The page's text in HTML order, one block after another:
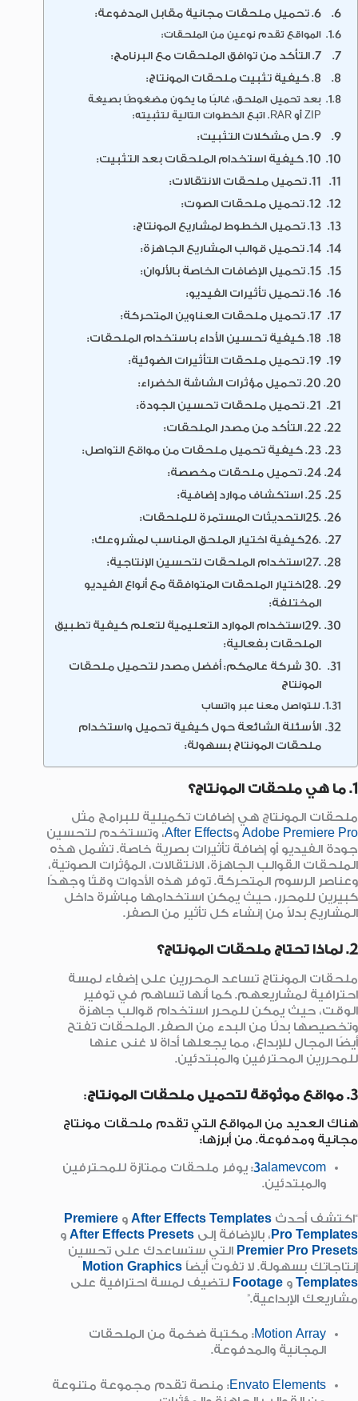
6. تحميل ملحقات مجانية مقابل المدفوعة:
المواقع تقدم نوعين من الملحقات:
7. التأكد من توافق الملحقات مع البرنامج:
8. كيفية تثبيت ملحقات المونتاج:
بعد تحميل الملحق، غالبًا ما يكون مضغوطًا بصيغة
ZIP أو RAR. اتبع الخطوات التالية لتثبيته:
9. حل مشكلات التثبيت:
10. كيفية استخدام الملحقات بعد التثبيت:
11. تحميل ملحقات الانتقالات:
12. تحميل ملحقات الصوت:
13. تحميل الخطوط لمشاريع المونتاج:
14. تحميل قوالب المشاريع الجاهزة:
15. تحميل الإضافات الخاصة بالألوان:
16. تحميل تأثيرات الفيديو:
17. تحميل ملحقات العناوين المتحركة:
18. كيفية تحسين الأداء باستخدام الملحقات:
19. تحميل ملحقات التأثيرات الضوئية:
20. تحميل مؤثرات الشاشة الخضراء:
21. تحميل ملحقات تحسين الجودة:
22. التأكد من مصدر الملحقات:
23. كيفية تحميل ملحقات من مواقع التواصل:
24. تحميل ملحقات مخصصة:
25. استكشاف موارد إضافية:
.25التحديثات المستمرة للملحقات:
.26كيفية اختيار الملحق المناسب لمشروعك:
.27استخدام الملحقات لتحسين الإنتاجية:
.28اختيار الملحقات المتوافقة مع أنواع الفيديو
المختلفة:
.29استخدام الموارد التعليمية لتعلم كيفية تطبيق
الملحقات بفعالية:
.30 شركة عالمكم: أفضل مصدر لتحميل ملحقات
المونتاج
للتواصل معنا عبر واتساب
الأسئلة الشائعة حول كيفية تحميل واستخدام
ملحقات المونتاج بسهولة:
1. ما هي ملحقات المونتاج؟
ملحقات المونتاج هي إضافات تكميلية للبرامج مثل
Adobe Premiere Pro وAfter Effects، وتستخدم لتحسين
جودة الفيديو أو إضافة تأثيرات بصرية خاصة. تشمل هذه
الملحقات القوالب الجاهزة، الانتقالات، المؤثرات الصوتية،
وعناصر الرسوم المتحركة. توفر هذه الأدوات وقتًا وجهدًا
كبيرين للمحرر، حيث يمكن استخدامها مباشرة داخل
المشاريع بدلاً من إنشاء كل تأثير من الصفر.
2. لماذا تحتاج ملحقات المونتاج؟
ملحقات المونتاج تساعد المحررين على إضفاء لمسة
احترافية لمشاريعهم. كما أنها تساهم في توفير
الوقت، حيث يمكن للمحرر استخدام قوالب جاهزة
وتخصيصها بدلًا من البدء من الصفر. الملحقات تفتح
أيضًا المجال للإبداع، مما يجعلها أداة لا غنى عنها
للمحررين المحترفين والمبتدئين.
3. مواقع موثوقة لتحميل ملحقات المونتاج :
هناك العديد من المواقع التي تقدم ملحقات مونتاج
مجانية ومدفوعة. من أبرزها:
3alamevcom: يوفر ملحقات ممتازة للمحترفين
والمبتدئين.
“اكتشف أحدث After Effects Templates و Premiere
Pro Templates ، بالإضافة إلى After Effects Presets و
Premier Pro Presets التي ستساعدك على تحسين
إنتاجاتك بسهولة. لا تفوت أيضاً Motion Graphics
Templates و Footage لتضيف لمسة احترافية على
مشاريعك الإبداعية.”
Motion Array: مكتبة ضخمة من الملحقات
المجانية والمدفوعة.
Envato Elements: منصة تقدم مجموعة متنوعة